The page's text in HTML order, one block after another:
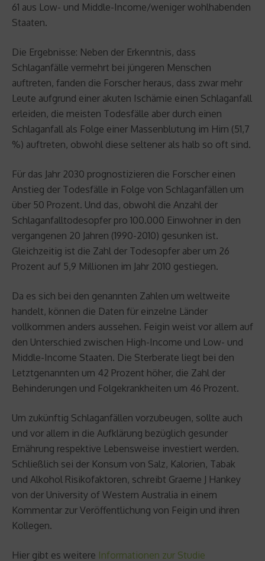
61 aus Low- und Middle-Income/weniger wohlhabenden
Staaten.
Die Ergebnisse: Neben der Erkenntnis, dass
Schlaganfälle vermehrt bei jüngeren Menschen
auftreten, fanden die Forscher heraus, dass zwar mehr
Leute aufgrund einer akuten Ischämie einen Schlaganfall
erleiden, die meisten Todesfälle aber durch einen
Schlaganfall als Folge einer Massenblutung im Hirn (51,7
%) auftreten, obwohl diese seltener als halb so oft sind.
Für das Jahr 2030 prognostizieren die Forscher einen
Anstieg der Todesfälle in Folge von Schlaganfällen um
über 50 Prozent. Und das, obwohl die Anzahl der
Schlaganfalltodesopfer pro 100.000 Einwohner in den
vergangenen 20 Jahren (1990-2010) gesunken ist.
Gleichzeitig ist die Zahl der Todesopfer aber um 26
Prozent auf 5,9 Millionen im Jahr 2010 gestiegen.
Da es sich bei den genannten Zahlen um weltweite
handelt, können die Daten für einzelne Länder
vollkommen anders aussehen. Feigin weist vor allem auf
den Unterschied zwischen High-Income und Low- und
Middle-Income Staaten. Die Sterberate liegt bei den
Letztgenannten um 42 Prozent höher, die Zahl der
Behinderungen und Folgekrankheiten um 46 Prozent.
Um zukünftig Schlaganfällen vorzubeugen, sollte auch
und vor allem in die Aufklärung bezüglich gesunder
Ernährung respektive Lebensweise investiert werden.
Schließlich sei der Konsum von Salz, Kalorien, Tabak
und Alkohol Risikofaktoren, schreibt Graeme J Hankey
von der University of Western Australia in einem
Kommentar zur Veröffentlichung von Feigin und ihren
Kollegen.
Hier gibt es weitere Informationen zur Studie